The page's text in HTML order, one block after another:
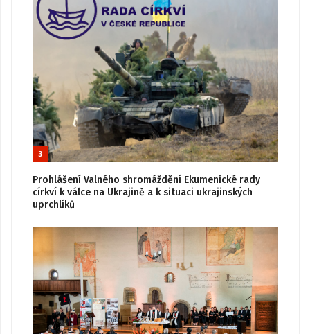
3
Prohlášení Valného shromáždění Ekumenické rady
církví k válce na Ukrajině a k situaci ukrajinských
uprchlíků